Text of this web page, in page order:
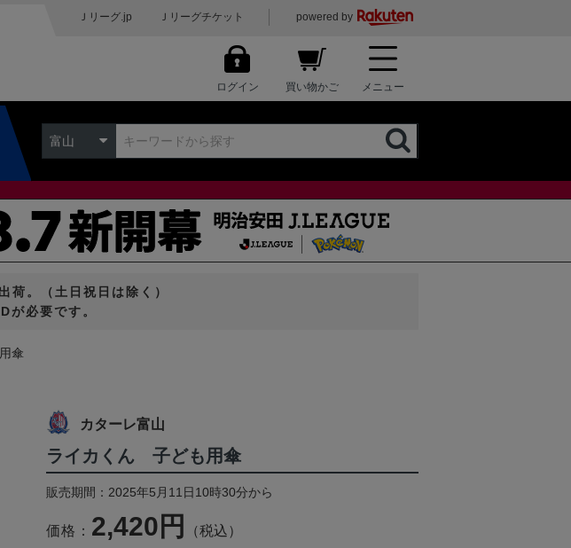
Ｊリーグ.jp Ｊリーグチケット powered by
ログイン 買い物かご メニュー
富山
荷。（土日祝日は除く）
が必要です。
傘
カターレ富山
ライカくん 子ども用傘
販売期間：2025年5月11日10時30分から
価格： 2,420円 （税込）